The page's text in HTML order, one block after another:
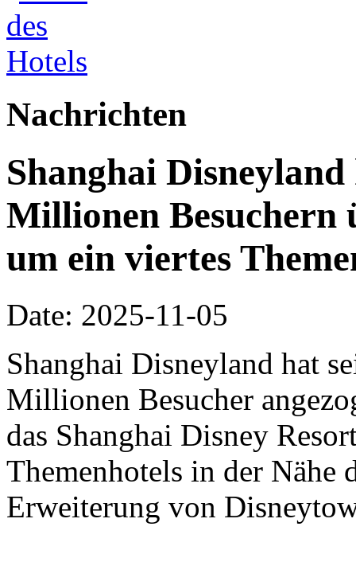
Nachrichten
Shanghai
Millionen
um ein viertes
Date: 2025-11-05
Shanghai Disneyland hat
Millionen Besucher
das Shanghai Disney
Themenhotels in der Nähe
Erweiterung von